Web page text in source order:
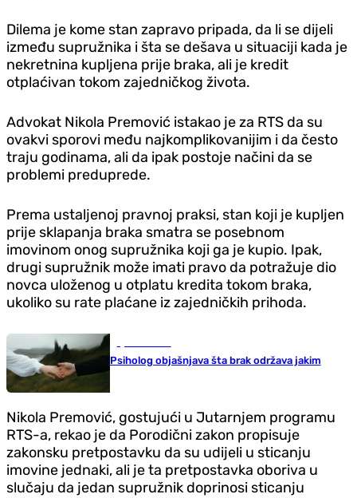
Dilema je kome stan zapravo pripada, da li se dijeli
između supružnika i šta se dešava u situaciji kada je
nekretnina kupljena prije braka, ali je kredit
otplaćivan tokom zajedničkog života.
Advokat Nikola Premović istakao je za RTS da su
ovakvi sporovi među najkomplikovanijim i da često
traju godinama, ali da ipak postoje načini da se
problemi preduprede.
Prema ustaljenoj pravnoj praksi, stan koji je kupljen
prije sklapanja braka smatra se posebnom
imovinom onog supružnika koji ga je kupio. Ipak,
drugi supružnik može imati pravo da potražuje dio
novca uloženog u otplatu kredita tokom braka,
ukoliko su rate plaćane iz zajedničkih prihoda.
Psiholog objašnjava šta brak održava jakim
Nikola Premović, gostujući u Jutarnjem programu
RTS-a, rekao je da Porodični zakon propisuje
zakonsku pretpostavku da su udijeli u sticanju
imovine jednaki, ali je ta pretpostavka oboriva u
slučaju da jedan supružnik doprinosi sticanju